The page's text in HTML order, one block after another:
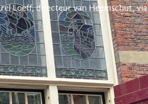
Loeff, directeur van Heemschut, via